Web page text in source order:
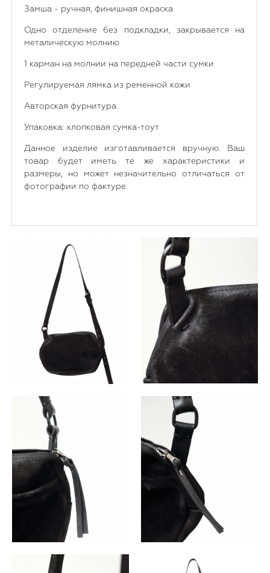
Замша - ручная, финишная окраска
Одно отделение без подкладки, закрывается на
металическую молнию
1 карман на молнии на передней части сумки
Регулируемая лямка из ременной кожи
Авторская фурнитура
Упаковка: хлопковая сумка-тоут
Данное изделие изготавливается вручную. Ваш
товар будет иметь те же характеристики и
размеры, но может незначительно отличаться от
фотографии по фактуре.